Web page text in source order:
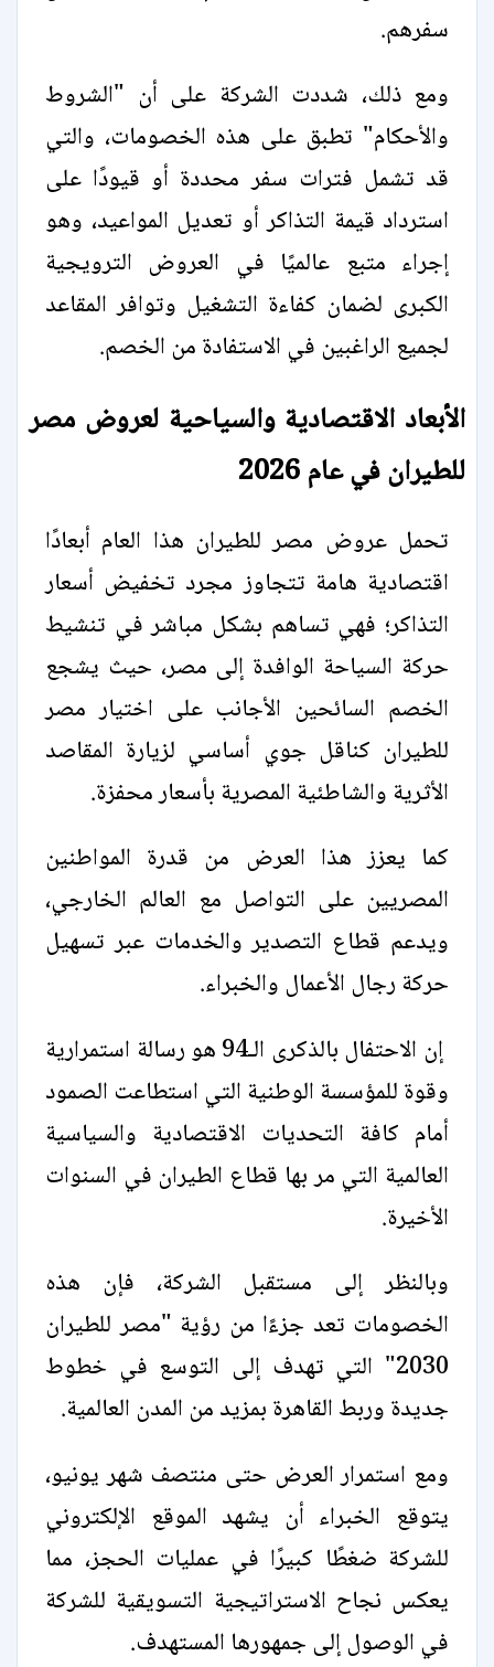
سفرهم.
ومع ذلك، شددت الشركة على أن "الشروط
والأحكام" تطبق على هذه الخصومات، والتي
قد تشمل فترات سفر محددة أو قيودًا على
استرداد قيمة التذاكر أو تعديل المواعيد، وهو
إجراء متبع عالميًا في العروض الترويجية
الكبرى لضمان كفاءة التشغيل وتوافر المقاعد
لجميع الراغبين في الاستفادة من الخصم.
الأبعاد الاقتصادية والسياحية لعروض مصر
للطيران في عام 2026
تحمل عروض مصر للطيران هذا العام أبعادًا
اقتصادية هامة تتجاوز مجرد تخفيض أسعار
التذاكر؛ فهي تساهم بشكل مباشر في تنشيط
حركة السياحة الوافدة إلى مصر، حيث يشجع
الخصم السائحين الأجانب على اختيار مصر
للطيران كناقل جوي أساسي لزيارة المقاصد
الأثرية والشاطئية المصرية بأسعار محفزة.
كما يعزز هذا العرض من قدرة المواطنين
المصريين على التواصل مع العالم الخارجي،
ويدعم قطاع التصدير والخدمات عبر تسهيل
حركة رجال الأعمال والخبراء.
إن الاحتفال بالذكرى الـ94 هو رسالة استمرارية
وقوة للمؤسسة الوطنية التي استطاعت الصمود
أمام كافة التحديات الاقتصادية والسياسية
العالمية التي مر بها قطاع الطيران في السنوات
الأخيرة.
وبالنظر إلى مستقبل الشركة، فإن هذه
الخصومات تعد جزءًا من رؤية "مصر للطيران
2030" التي تهدف إلى التوسع في خطوط
جديدة وربط القاهرة بمزيد من المدن العالمية.
ومع استمرار العرض حتى منتصف شهر يونيو،
يتوقع الخبراء أن يشهد الموقع الإلكتروني
للشركة ضغطًا كبيرًا في عمليات الحجز، مما
يعكس نجاح الاستراتيجية التسويقية للشركة
في الوصول إلى جمهورها المستهدف.